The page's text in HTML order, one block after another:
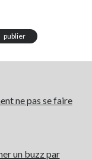
publier
ne pas se faire
un buzz par